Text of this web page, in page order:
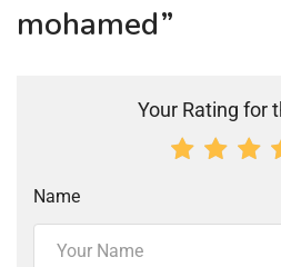
mohamed”
Your Rating for
Name